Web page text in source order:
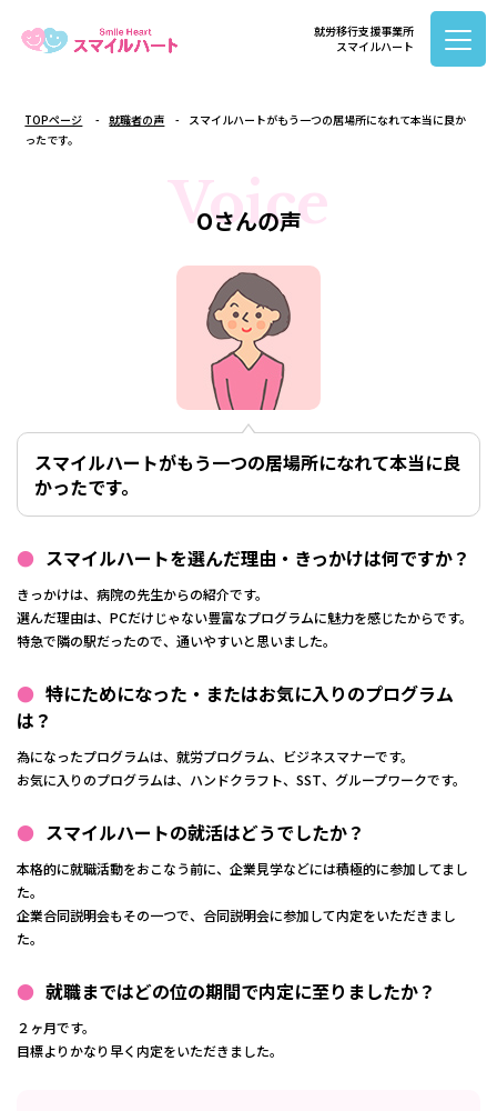
就労移行支援事業所
スマイルハート
TOPページ 就職者の声
スマイルハートがもう一つの居場所になれて本当に良か
ったです。
Oさんの声
Voice
スマイルハートがもう一つの居場所になれて本当に良
かったです。
スマイルハートを選んだ理由・きっかけは何ですか？
きっかけは、病院の先生からの紹介です。
選んだ理由は、PCだけじゃない豊富なプログラムに魅力を感じたからです。
特急で隣の駅だったので、通いやすいと思いました。
特にためになった・またはお気に入りのプログラム
は？
為になったプログラムは、就労プログラム、ビジネスマナーです。
お気に入りのプログラムは、ハンドクラフト、SST、グループワークです。
スマイルハートの就活はどうでしたか？
本格的に就職活動をおこなう前に、企業見学などには積極的に参加してまし
た。
企業合同説明会もその一つで、合同説明会に参加して内定をいただきまし
た。
就職まではどの位の期間で内定に至りましたか？
２ヶ月です。
目標よりかなり早く内定をいただきました。